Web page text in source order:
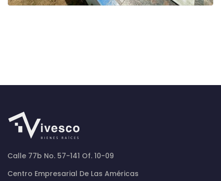
Calle 77b No. 57-141 Of. 10-09
Centro Empresarial De Las Américas